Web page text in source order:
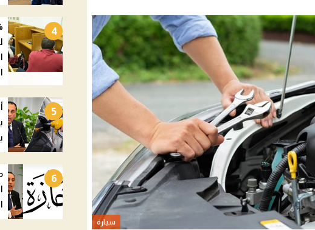
سيارة
4
5
6